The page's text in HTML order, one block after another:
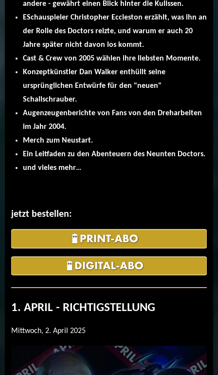
andere - gewährt einen Blick hinter die Kulissen.
ESchauspieler Christopher Eccleston erzählt, was ihn an
der Rolle des Doctors reizte, und warum er auch 20
Jahre später nicht davon los kommt.
Cast & Crew von 2005 wählen ihre liebsten Momente.
Konzeptkünstler Dan Walker enthüllt seine
ursprünglichen Entwürfe für den "neuen"
Schallschrauber.
Augenzeugenberichte von Fans von den Dreharbeiten
im Jahr 2004.
Merch zum Neustart.
Ein Leitfaden zu den Abenteuern des Neunten Doctors.
und vieles mehr…
jetzt bestellen:
1. APRIL - RICHTIGSTELLUNG
Mittwoch, 2. April 2025